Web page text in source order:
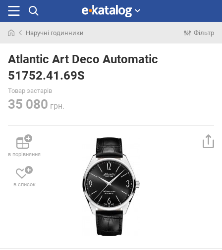
раніше
Наручні годинники Фільтр
Atlantic Art Deco Automatic
51752.41.69S
Товар застарів
35 080 грн.
в порівняння
в список